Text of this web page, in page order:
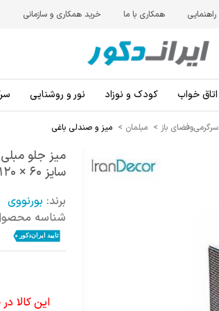
راهنمایی همکاری با ما خرید همکاری و سازمانی
اتاق خواب کودک و نوزاد نور و روشنایی
سرگرمی‌و‌فضای باز > مبلمان > میز و صندلی باغی
سایز 60 × 120 از بورنووی
برند: بورنووی
شناسه
این کالا